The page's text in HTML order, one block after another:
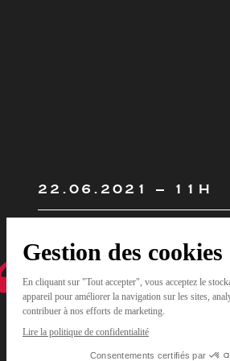
22.06.2021 – 11H
Mardi22 juin à 11 heures,Camille-
présenteront des solutions concrètes
pour gérer le report des visites des
salariés devant le service de santé au